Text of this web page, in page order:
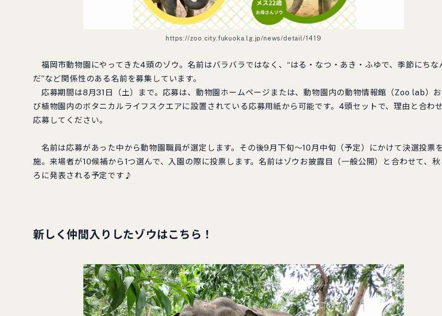
https://zoo.city.fukuoka.lg.jp/news/detail/1419
福岡市動物園にやってきた4頭のゾウ。名前はバラバラではなく、“はる・なつ・あき・ふゆで、季節にちな
だ”など関係性のある名前を募集しています。
応募期間は8月31日（土）まで。応募は、動物園ホームページまたは、動物園内の動物情報館（Zoo lab）
び植物園内のボタニカルライフスクエアに設置されている応募用紙から可能です。4頭セットで、理由と合わ
応募してください。
名前は応募があった中から動物園職員が選定します。その後9月下旬～10月中旬（予定）にかけて決選投票
施。来場者が10候補から1つ選んで、入園の際に投票します。名前はゾウお披露目（一般公開）と合わせて、
ろに発表される予定です♪
新しく仲間入りしたゾウはこちら！